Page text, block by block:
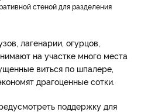
лагенарии, огурцов,
на участке много места
виться по шпалере,
драгоценные сотки.
поддержку для